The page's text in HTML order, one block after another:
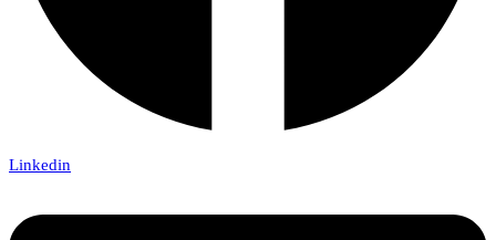
Linkedin